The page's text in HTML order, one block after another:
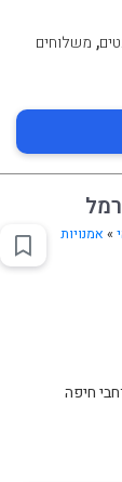
, משלוחים
» אמנויות
חיפה